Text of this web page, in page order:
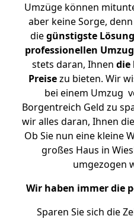
Umzüge können
aber keine Sorge,
diegünstigste Lösung
professionellen
stets daran, Ihnen die
Preisezu bieten. Wir
bei einem Umzug
Borgentreich Geld zu
wir alles daran, Ihnen
Ob Sie nun eine kleine
großes Haus in
umgezogen
Wir haben immer die
Sparen Sie sich die